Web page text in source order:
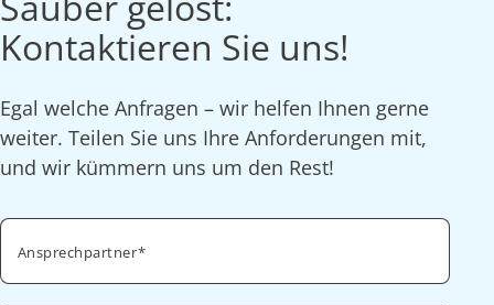
Kontaktieren Sie uns!
Egal welche Anfragen – wir helfen Ihnen gerne
weiter. Teilen Sie uns Ihre Anforderungen mit,
und wir kümmern uns um den Rest!
Ansprechpartner